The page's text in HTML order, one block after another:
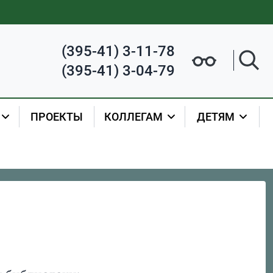
(395-41) 3-11-78
(395-41) 3-04-79
ПРОЕКТЫ КОЛЛЕГАМ ДЕТЯМ